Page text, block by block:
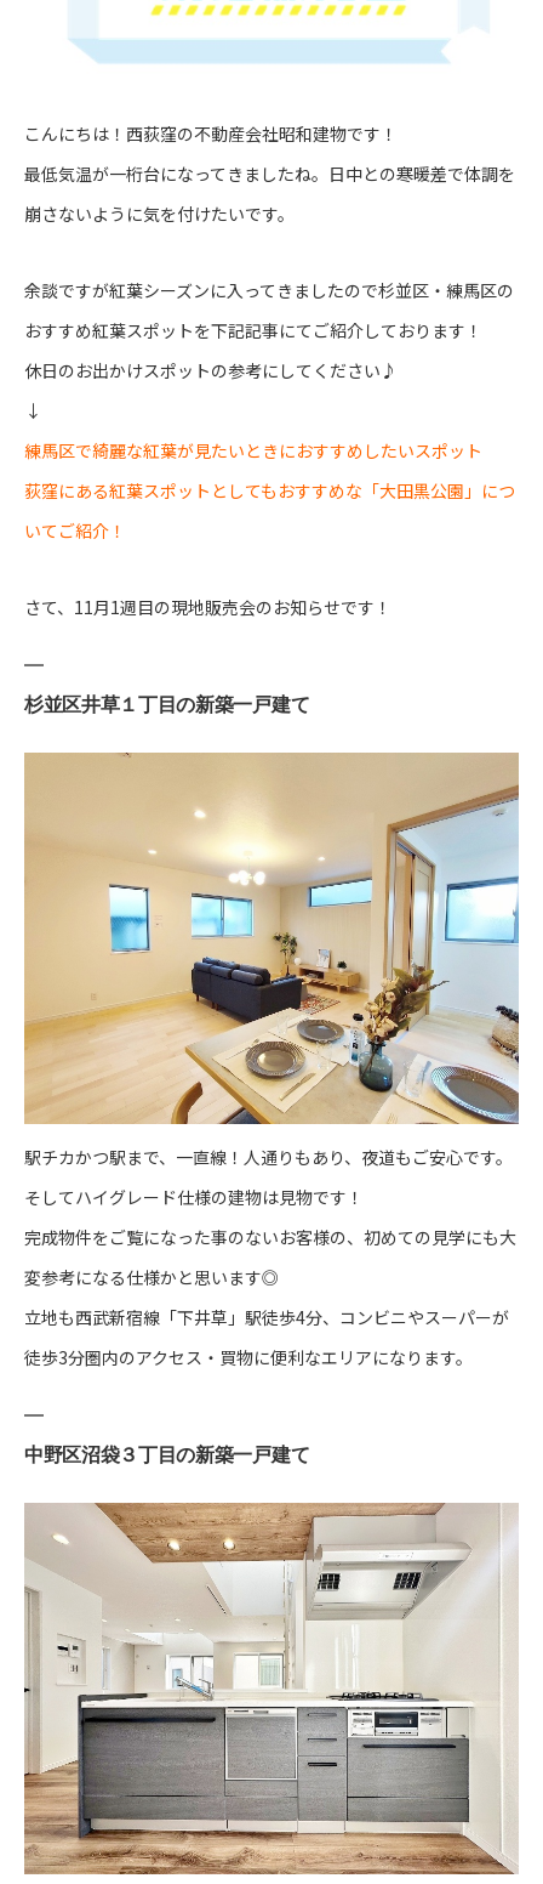
こんにちは！西荻窪の不動産会社昭和建物です！
最低気温が一桁台になってきましたね。日中との寒暖差で体調を
崩さないように気を付けたいです。
余談ですが紅葉シーズンに入ってきましたので杉並区・練馬区の
おすすめ紅葉スポットを下記記事にてご紹介しております！
休日のお出かけスポットの参考にしてください♪
↓
練馬区で綺麗な紅葉が見たいときにおすすめしたいスポット
荻窪にある紅葉スポットとしてもおすすめな「大田黒公園」につ
いてご紹介！
さて、11月1週目の現地販売会のお知らせです！
杉並区井草１丁目の新築一戸建て
駅チカかつ駅まで、一直線！人通りもあり、夜道もご安心です。
そしてハイグレード仕様の建物は見物です！
完成物件をご覧になった事のないお客様の、初めての見学にも大
変参考になる仕様かと思います◎
立地も西武新宿線「下井草」駅徒歩4分、コンビニやスーパーが
徒歩3分圏内のアクセス・買物に便利なエリアになります。
中野区沼袋３丁目の新築一戸建て